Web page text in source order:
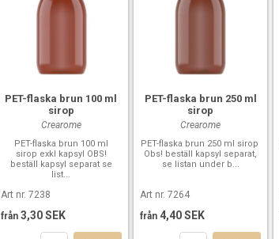
PET-flaska brun 100 ml
sirop
Crearome
PET-flaska brun 100 ml
sirop exkl kapsyl OBS!
beställ kapsyl separat se
list...
Art nr. 7238
från 3,30 SEK
PET-flaska brun 250 ml
sirop
Crearome
PET-flaska brun 250 ml sirop
Obs! beställ kapsyl separat,
se listan under b...
Art nr. 7264
från 4,40 SEK